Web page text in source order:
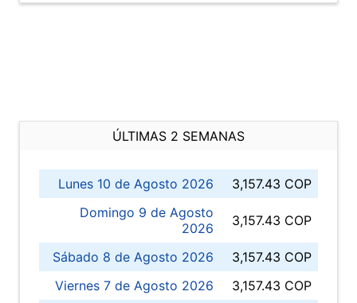
ÚLTIMAS 2 SEMANAS
Lunes 10 de Agosto 2026
3,157.43 COP
Domingo 9 de Agosto
2026
3,157.43 COP
Sábado 8 de Agosto 2026
3,157.43 COP
Viernes 7 de Agosto 2026
3,157.43 COP